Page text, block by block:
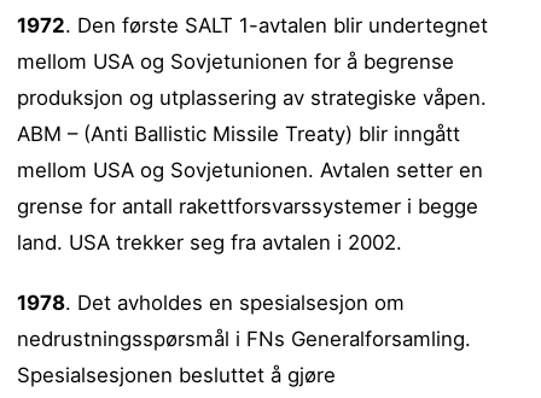
1972. Den første SALT 1-avtalen blir undertegnet
mellom USA og Sovjetunionen for å begrense
produksjon og utplassering av strategiske våpen.
ABM – (Anti Ballistic Missile Treaty) blir inngått
mellom USA og Sovjetunionen. Avtalen setter en
grense for antall rakettforsvarssystemer i begge
land. USA trekker seg fra avtalen i 2002.
1978. Det avholdes en spesialsesjon om
nedrustningsspørsmål i FNs Generalforsamling.
Spesialsesjonen besluttet å gjøre